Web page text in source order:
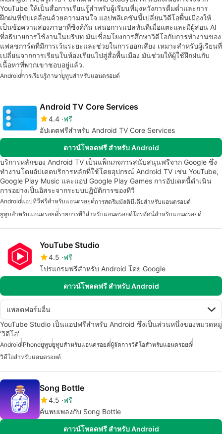
YouTube ให้เป็นสื่อการเรียนรู้สำหรับผู้เรียนที่มุ่งหวังการดื่มด่ำและการ
ฝึกฝนที่ขับเคลื่อนด้วยความสนใจ แอปพลิเคชันนี้เปลี่ยนวิดีโอพื้นเมืองให้
เป็นข้อความสองภาษาที่ซิงค์กัน เสนอการแปลทันทีเมื่อแตะและมีผู้สอน AI
ที่อธิบายการใช้งานในบริบท มันเชื่อมโยงการศึกษาวิดีโอกับการทำงานของ
แฟลชการ์ดที่มีการเว้นระยะและช่วยในการออกเสียง เหมาะสำหรับผู้เรียนที่
เปลี่ยนจากการเรียนในห้องเรียนไปสู่สื่อพื้นเมือง มันช่วยให้ผู้ใช้ฝึกฝนกับ
เนื้อหาที่พวกเขาชอบอยู่แล้ว.
Androidการเรียนรู้ภาษายูทูบสำหรับแอนดรอยด์
Android TV Core Services
4.4 ฟรี
อัปเดตฟรีสำหรับ Android TV Core Services
ดาวน์โหลดฟรี สำหรับ Android
บริการหลักของ Android TV เป็นแพ็กเกจการสนับสนุนฟรีจาก Google ซึ่ง
ทำงานโดยอัปเดตบริการหลักที่ใช้โดยอุปกรณ์ Android TV เช่น YouTube,
Google Play Music และแอป Google Play Games การอัปเดตนี้ดำเนิน
การอย่างเป็นอิสระจากระบบปฏิบัติการของทีวี
Androidแอปทีวีฟรีสำหรับแอนดรอยด์การสตรีมมัลติมีเดียสำหรับแอนดรอยด์
ยูทูบสำหรับแอนดรอยด์รายการทีวีสำหรับแอนดรอยด์โทรทัศน์สำหรับแอนดรอยด์
YouTube Studio
4.5 ฟรี
โปรแกรมฟรีสำหรับ Android โดย Google
ดาวน์โหลดฟรี สำหรับ Android
แพลตฟอร์มอื่น
YouTube Studio เป็นแอปฟรีสำหรับ Android ซึ่งเป็นส่วนหนึ่งของหมวดหมู่
'วิดีโอ'
AndroidiPhoneยูทูบยูทูบสำหรับแอนดรอยด์ผู้จัดการวิดีโอสำหรับแอนดรอยด์
วิดีโอสำหรับแอนดรอยด์
Song Bottle
4.5 ฟรี
ค้นพบเพลงกับ Song Bottle
ดาวน์โหลดฟรี สำหรับ Android